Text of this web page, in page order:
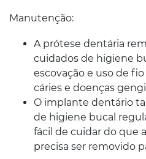
Manutenção:
A prótese dentária
cuidados de higiene
escovação e uso de
cáries e doenças
O implante dentário
de higiene bucal
fácil de cuidar do que
precisa ser removido